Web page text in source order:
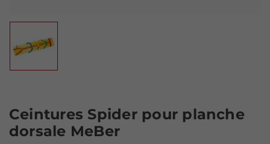
Ceintures Spider pour planche
dorsale MeBer